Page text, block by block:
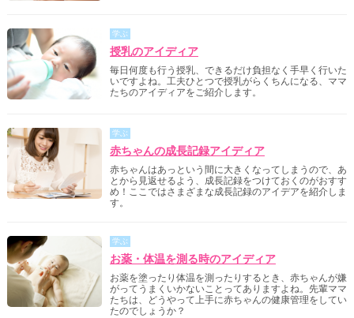
学ぶ
授乳のアイディア
毎日何度も行う授乳、できるだけ負担なく手早く行いた
いですよね。工夫ひとつで授乳がらくちんになる、ママ
たちのアイディアをご紹介します。
学ぶ
赤ちゃんの成長記録アイディア
赤ちゃんはあっという間に大きくなってしまうので、あ
とから見返せるよう、成長記録をつけておくのがおすす
め！ここではさまざまな成長記録のアイデアを紹介しま
す。
学ぶ
お薬・体温を測る時のアイディア
お薬を塗ったり体温を測ったりするとき、赤ちゃんが嫌
がってうまくいかないことってありますよね。先輩ママ
たちは、どうやって上手に赤ちゃんの健康管理をしてい
たのでしょうか？